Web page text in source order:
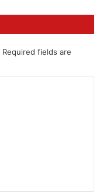
Required fields are